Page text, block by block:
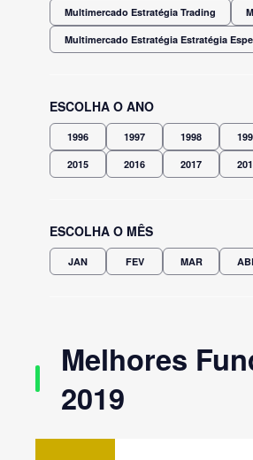
Multimercado Estratégia Trading
Multimercado Estratégia Estratégia
ESCOLHA O ANO
1996 1997 1998
2015 2016 2017
ESCOLHA O MÊS
JAN FEV MAR
Melhores
2019